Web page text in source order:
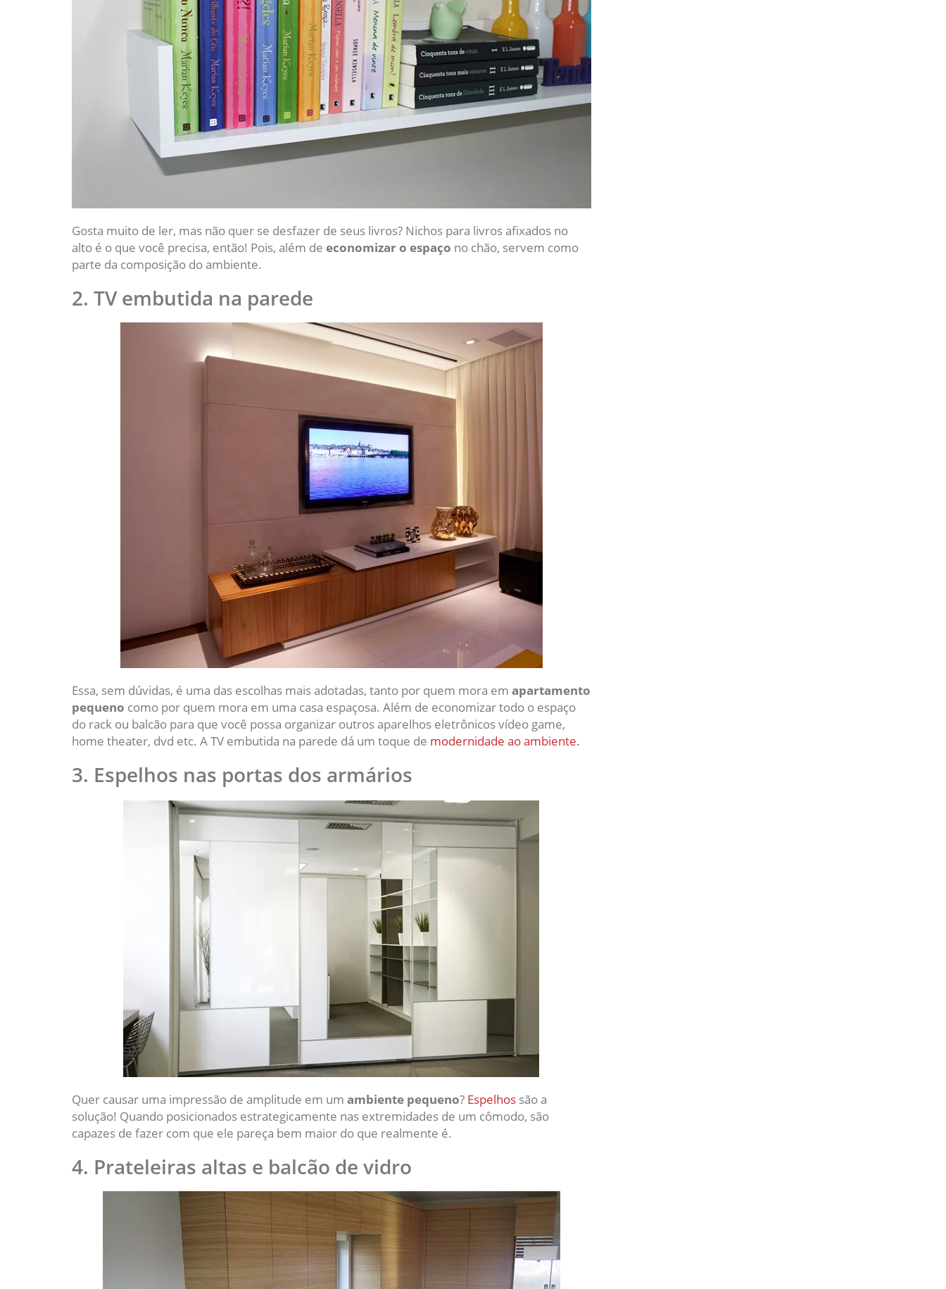
Gosta muito de ler, mas não quer se desfazer de seus livros? Nichos para livros afixados no
alto é o que você precisa, então! Pois, além de economizar o espaço no chão, servem como
parte da composição do ambiente.
2. TV embutida na parede
Essa, sem dúvidas, é uma das escolhas mais adotadas, tanto por quem mora em apartamento
pequeno como por quem mora em uma casa espaçosa. Além de economizar todo o espaço
do rack ou balcão para que você possa organizar outros aparelhos eletrônicos vídeo game,
home theater, dvd etc. A TV embutida na parede dá um toque de modernidade ao ambiente.
3. Espelhos nas portas dos armários
Quer causar uma impressão de amplitude em um ambiente pequeno? Espelhos são a
solução! Quando posicionados estrategicamente nas extremidades de um cômodo, são
capazes de fazer com que ele pareça bem maior do que realmente é.
4. Prateleiras altas e balcão de vidro